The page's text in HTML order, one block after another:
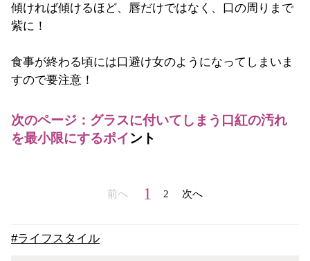
傾ければ傾けるほど、唇だけではなく、口の周りまで
紫に！
食事が終わる頃には口避け女のようになってしまいま
すので要注意！
次のページ：グラスに付いてしまう口紅の汚れ
を最小限にするポイント
前へ 1 2 次へ
#ライフスタイル